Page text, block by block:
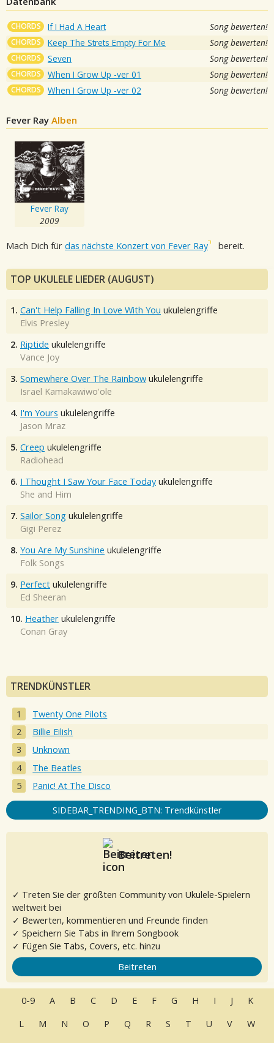
CHORDS If I Had A Heart Song bewerten!
CHORDS Keep The Strets Empty For Me Song bewerten!
CHORDS Seven Song bewerten!
CHORDS When I Grow Up -ver 01 Song bewerten!
CHORDS When I Grow Up -ver 02 Song bewerten!
Fever Ray Alben
Fever Ray
2009
Mach Dich für das nächste Konzert von Fever Ray bereit.
TOP UKULELE LIEDER (AUGUST)
1. Can't Help Falling In Love With You ukulelengriffe
Elvis Presley
2. Riptide ukulelengriffe
Vance Joy
3. Somewhere Over The Rainbow ukulelengriffe
Israel Kamakawiwo'ole
4. I'm Yours ukulelengriffe
Jason Mraz
5. Creep ukulelengriffe
Radiohead
6. I Thought I Saw Your Face Today ukulelengriffe
She and Him
7. Sailor Song ukulelengriffe
Gigi Perez
8. You Are My Sunshine ukulelengriffe
Folk Songs
9. Perfect ukulelengriffe
Ed Sheeran
10. Heather ukulelengriffe
Conan Gray
TRENDKÜNSTLER
Twenty One Pilots
Billie Eilish
Unknown
The Beatles
Panic! At The Disco
SIDEBAR_TRENDING_BTN: Trendkünstler
Beitreten!
✓ Treten Sie der größten Community von Ukulele-Spielern
weltweit bei
✓ Bewerten, kommentieren und Freunde finden
✓ Speichern Sie Tabs in Ihrem Songbook
✓ Fügen Sie Tabs, Covers, etc. hinzu
Beitreten
0-9 A B C D E F G H I J
K
L
M N O P Q R S T U V
W